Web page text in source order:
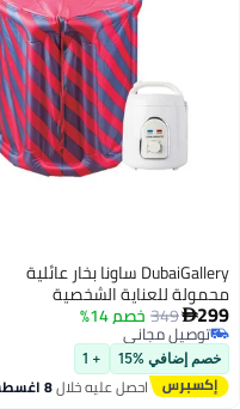
DubaiGallery ساونا بخار عائلية
للعناية الشخصية
349خصم 14%
مجاني
مجاني
%15
+ 1
احصل عليه خلال8 اغسطس